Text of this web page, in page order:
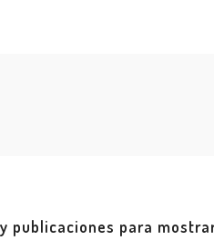
publicaciones para